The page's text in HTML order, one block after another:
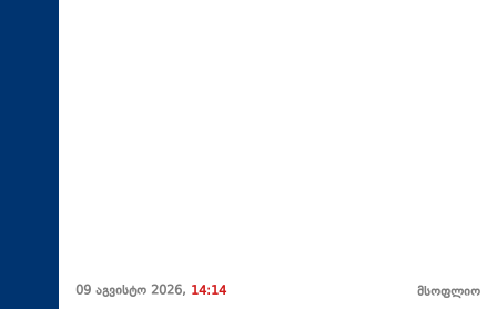
09 აგვისტო 2026, 14:14 მსოფლიო